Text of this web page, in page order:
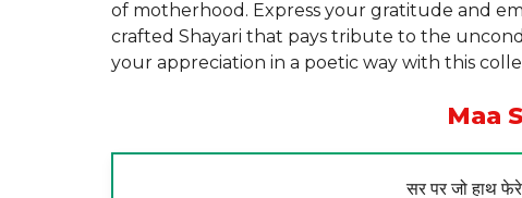
of motherhood. Express your gratitude and
crafted Shayari that pays tribute to the
your appreciation in a poetic way with this
Maa
सर पर जो हाथ फेरे